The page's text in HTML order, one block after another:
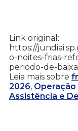
Link original:
https://
o-noites-frias-
periodo-de-
Leia mais sobre
2026, Operação
Assistência e